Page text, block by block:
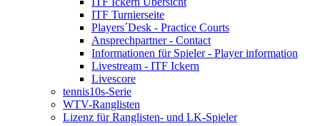
ITF Turnierseite
Players´Desk - Practice Courts
Ansprechpartner - Contact
Informationen für Spieler - Player information
Livestream - ITF Ickern
Livescore
tennis10s-Serie
WTV-Ranglisten
Lizenz für Ranglisten- und LK-Spieler